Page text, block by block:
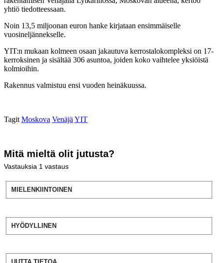
yhtiö tiedotteessaan.
Noin 13,5 miljoonan euron hanke kirjataan ensimmäiselle
vuosineljännekselle.
YIT:n mukaan kolmeen osaan jakautuva kerrostalokompleksi on 17-
kerroksinen ja sisältää 306 asuntoa, joiden koko vaihtelee yksiöistä
kolmioihin.
Rakennus valmistuu ensi vuoden heinäkuussa.
Tagit Moskova Venäjä YIT
Mitä mieltä olit jutusta?
Vastauksia 1 vastaus
MIELENKIINTOINEN
HYÖDYLLINEN